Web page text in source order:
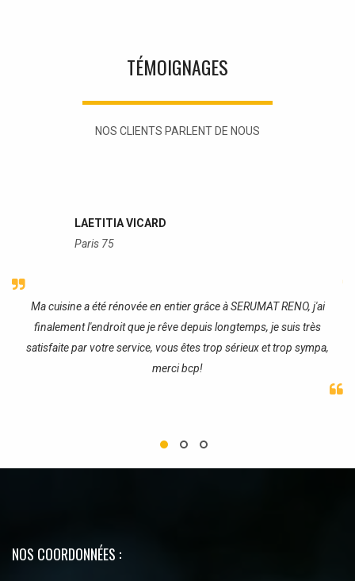
TÉMOIGNAGES
NOS CLIENTS PARLENT DE NOUS
LAETITIA VICARD
Paris 75
Ma cuisine a été rénovée en entier grâce à SERUMAT RENO, j'ai
finalement l'endroit que je rêve depuis longtemps, je suis très
satisfaite par votre service, vous êtes trop sérieux et trop sympa,
merci bcp!
NOS COORDONNÉES :